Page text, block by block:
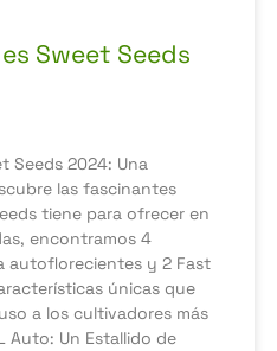
Sweet Seeds
Seeds 2024: Una
las fascinantes
tiene para ofrecer en
encontramos 4
autoflorecientes y 2 Fast
únicas que
a los cultivadores más
Auto: Un Estallido de